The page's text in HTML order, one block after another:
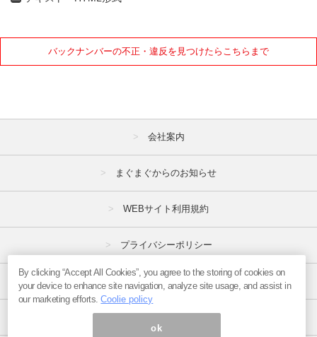
バックナンバーの不正・違反を見つけたらこちらまで
会社案内
まぐまぐからのお知らせ
WEBサイト利用規約
プライバシーポリシー
特定商取引法
By clicking “Accept All Cookies”, you agree to the storing of cookies on
your device to enhance site navigation, analyze site usage, and assist in
our marketing efforts.Coolie policy
ok